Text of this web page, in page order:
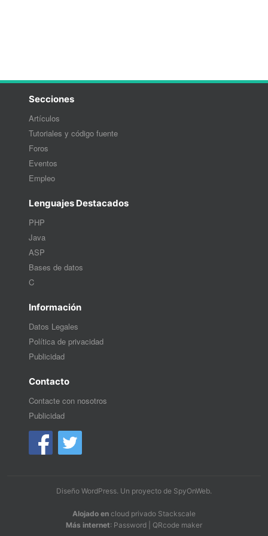
Secciones
Artículos
Tutoriales y código fuente
Foros
Eventos
Empleo
Lenguajes Destacados
PHP
Java
ASP
Bases de datos
C
Información
Datos Legales
Política de privacidad
Publicidad
Contacto
Contacte con nosotros
Publicidad
Diseño WordPress. Un proyecto de SpyOnWeb.
Alojado en cloud privado Stackscale
Más internet: Password QRcode maker